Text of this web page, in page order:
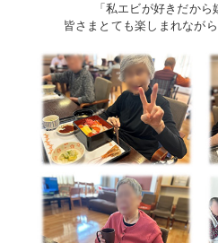
「私エビが好きだから
皆さまとても楽しまれなが